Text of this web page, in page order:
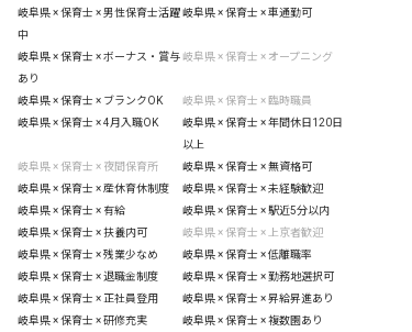
岐阜県 × 保育士 × 男性保育士活躍
中
岐阜県 × 保育士 × 車通勤可
岐阜県 × 保育士 × ボーナス・賞与
あり
岐阜県 × 保育士 × オープニング
岐阜県 × 保育士 × ブランクOK
岐阜県 × 保育士 × 臨時職員
岐阜県 × 保育士 × 4月入職OK
岐阜県 × 保育士 × 年間休日120日
以上
岐阜県 × 保育士 × 夜間保育所
岐阜県 × 保育士 × 無資格可
岐阜県 × 保育士 × 産休育休制度
岐阜県 × 保育士 × 未経験歓迎
岐阜県 × 保育士 × 有給
岐阜県 × 保育士 × 駅近5分以内
岐阜県 × 保育士 × 扶養内可
岐阜県 × 保育士 × 上京者歓迎
岐阜県 × 保育士 × 残業少なめ
岐阜県 × 保育士 × 低離職率
岐阜県 × 保育士 × 退職金制度
岐阜県 × 保育士 × 勤務地選択可
岐阜県 × 保育士 × 正社員登用
岐阜県 × 保育士 × 昇給昇進あり
岐阜県 × 保育士 × 研修充実
岐阜県 × 保育士 × 複数園あり